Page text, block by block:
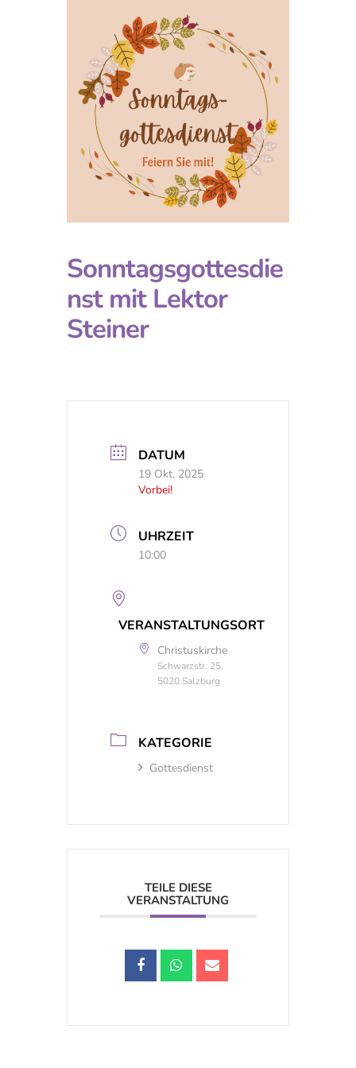
Sonntagsgottesdie
nst mit Lektor
Steiner
DATUM
19 Okt. 2025
Vorbei!
UHRZEIT
10:00
VERANSTALTUNGSORT
Christuskirche
Schwarzstr. 25,
5020 Salzburg
KATEGORIE
Gottesdienst
TEILE DIESE
VERANSTALTUNG